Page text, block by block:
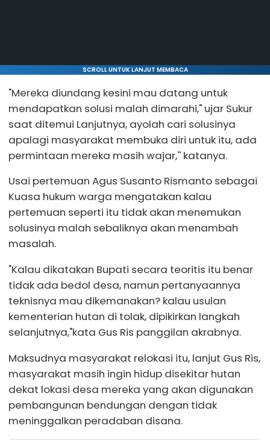
SCROLL UNTUK LANJUT MEMBACA
"Mereka diundang kesini mau datang untuk
mendapatkan solusi malah dimarahi," ujar Sukur
saat ditemui Lanjutnya, ayolah cari solusinya
apalagi masyarakat membuka diri untuk itu, ada
permintaan mereka masih wajar,'' katanya.
Usai pertemuan Agus Susanto Rismanto sebagai
Kuasa hukum warga mengatakan kalau
pertemuan seperti itu tidak akan menemukan
solusinya malah sebaliknya akan menambah
masalah.
"Kalau dikatakan Bupati secara teoritis itu benar
tidak ada bedol desa, namun pertanyaannya
teknisnya mau dikemanakan? kalau usulan
kementerian hutan di tolak, dipikirkan langkah
selanjutnya,"kata Gus Ris panggilan akrabnya.
Maksudnya masyarakat relokasi itu, lanjut Gus Ris,
masyarakat masih ingin hidup disekitar hutan
dekat lokasi desa mereka yang akan digunakan
pembangunan bendungan dengan tidak
meninggalkan peradaban disana.